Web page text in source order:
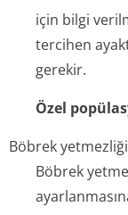
için bilgi
tercihen
gerekir.
Özel
Böbrek
Böbrek